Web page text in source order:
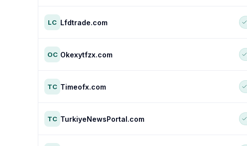
LC Lfdtrade.com
OC Okexytfzx.com
TC Timeofx.com
TC TurkiyeNewsPortal.com